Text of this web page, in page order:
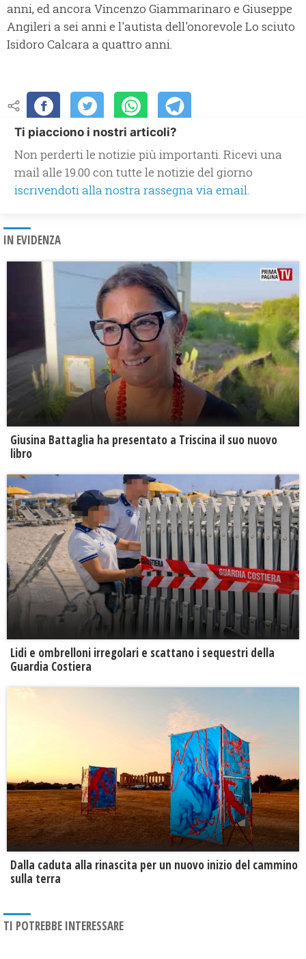
anni, ed ancora Vincenzo Giammarinaro e Giuseppe
Angileri a sei anni e l'autista dell'onorevole Lo sciuto
Isidoro Calcara a quattro anni.
Ti piacciono i nostri articoli?
Non perderti le notizie più importanti. Ricevi una
mail alle 19.00 con tutte le notizie del giorno
iscrivendoti alla nostra rassegna via email.
IN EVIDENZA
Giusina Battaglia ha presentato a Triscina il suo nuovo
libro
Lidi e ombrelloni irregolari e scattano i sequestri della
Guardia Costiera
Dalla caduta alla rinascita per un nuovo inizio del cammino
sulla terra
TI POTREBBE INTERESSARE